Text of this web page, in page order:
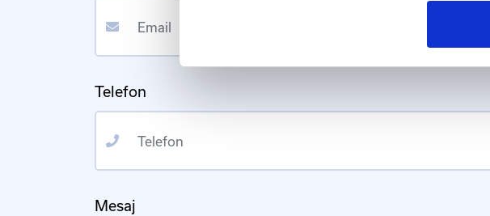
Telefon
Mesaj